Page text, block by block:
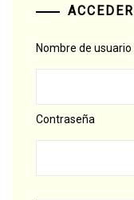
ACCEDER
Nombre de usuario
Contraseña